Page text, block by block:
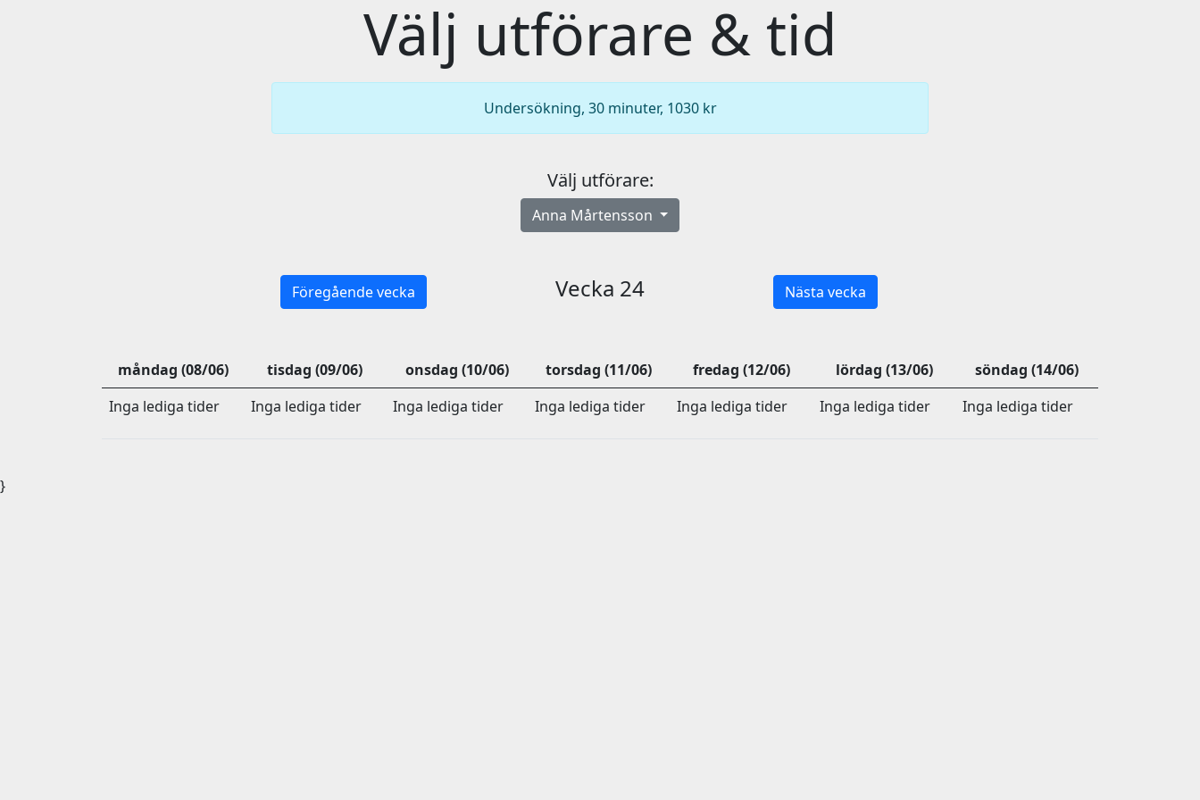
Välj utförare & tid
Undersökning, 30 minuter, 1030 kr
Välj utförare:
Anna Mårtensson
Föregående vecka Vecka 24 Nästa vecka
måndag (08/06) tisdag (09/06) onsdag (10/06) torsdag (11/06) fredag (12/06) lördag (13/06)
söndag (14/06)
Inga lediga tider
Inga lediga tider Inga lediga tider Inga lediga tider Inga lediga tider Inga lediga tider Inga lediga tider
}